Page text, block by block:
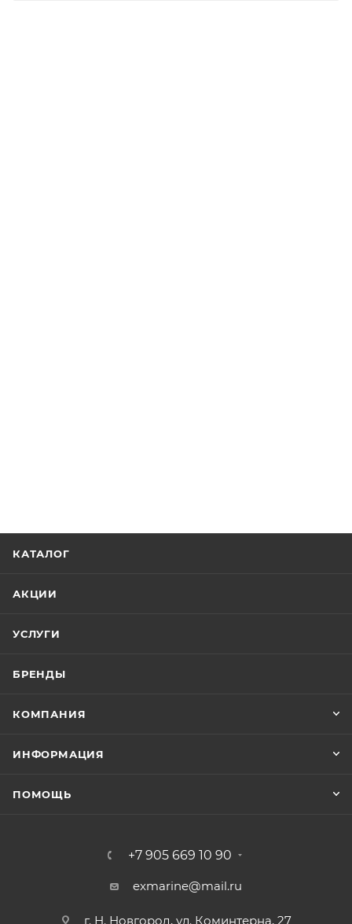
КАТАЛОГ
АКЦИИ
УСЛУГИ
БРЕНДЫ
КОМПАНИЯ
ИНФОРМАЦИЯ
ПОМОЩЬ
+7 905 669 10 90
exmarine@mail.ru
г. Н. Новгород, ул. Коминтерна, 27